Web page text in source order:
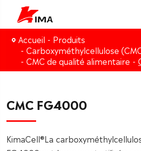
Accueil
Produits
Carboxyméthylcellulose
CMC de qualité alimentaire
CMC FG4000
KimaCell®La